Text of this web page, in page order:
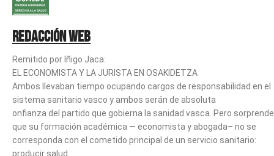
Redacción web
Remitido por Iñigo Jaca:
EL ECONOMISTA Y LA JURISTA EN OSAKIDETZA
Ambos llevaban tiempo ocupando cargos de responsabilidad en el
sistema sanitario vasco y ambos serán de absoluta
onfianza del partido que gobierna la sanidad vasca. Pero sorprende
que su formación académica — economista y abogada– no se
corresponda con el cometido principal de un servicio sanitario:
producir salud.